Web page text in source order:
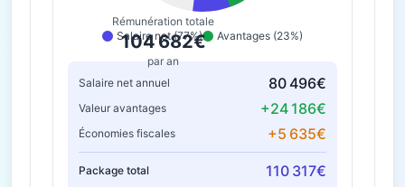
Rémunération totale
104 682€
par an
Salaire net (77%) Avantages (23%)
Salaire net annuel 80 496€
Valeur avantages +24 186€
Économies fiscales +5 635€
Package total 110 317€